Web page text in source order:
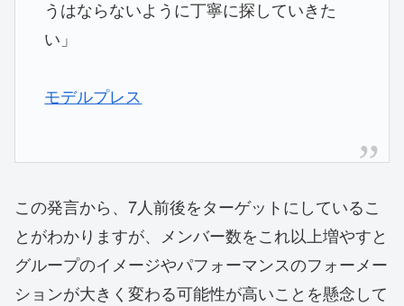
うはならないように丁寧に探していきた
い」
モデルプレス
この発言から、7人前後をターゲットにしているこ
とがわかりますが、メンバー数をこれ以上増やすと
グループのイメージやパフォーマンスのフォーメー
ションが大きく変わる可能性が高いことを懸念して